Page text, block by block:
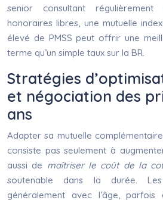
senior consultant
honoraires libres, une mutuelle
élevé de PMSS peut offrir une
terme qu’un simple taux sur la BR.
Stratégies
et négociation des
ans
Adapter sa mutuelle
consiste pas seulement à
aussi de maîtriser le coût de la
soutenable dans la durée.
généralement avec l’âge,